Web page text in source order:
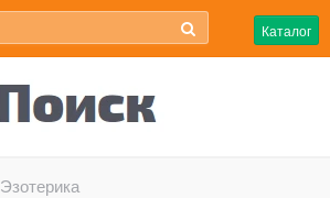
Каталог
Эзотерика